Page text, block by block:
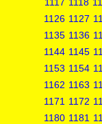
1126 1127
1135 1136
1144 1145
1153 1154
1162 1163
1171 1172
1180 1181